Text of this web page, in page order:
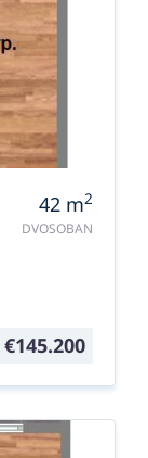
42 m2
DVOSOBAN
€145.200